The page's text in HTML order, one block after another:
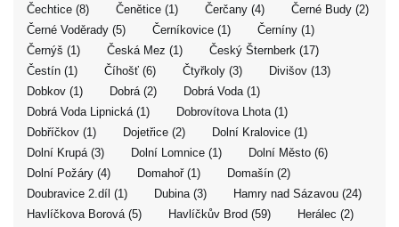
Čechtice (8)
Čenětice (1) Čerčany (4)
Černé Budy (2)
Černé Voděrady (5)
Černíkovice (1)
Černíny (1)
Černýš (1)
Česká Mez (1)
Český Šternberk (17)
Čestín (1)
Číhošť (6) Čtyřkoly (3)
Divišov (13)
Dobkov (1)
Dobrá (2)
Dobrá Voda (1)
Dobrá Voda Lipnická (1)
Dobrovítova Lhota (1)
Dobříčkov (1)
Dojetřice (2)
Dolní Kralovice (1)
Dolní Krupá (3)
Dolní Lomnice (1)
Dolní Město (6)
Dolní Požáry (4)
Domahoř (1)
Domašín (2)
Doubravice 2.díl (1)
Dubina (3)
Hamry nad Sázavou (24)
Havlíčkova Borová (5)
Havlíčkův Brod (59)
Herálec (2)